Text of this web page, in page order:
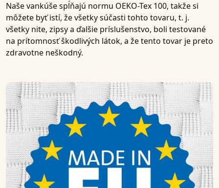
Naše vankúše spĺňajú normu OEKO-Tex 100, takže si
môžete byť istí, že všetky súčasti tohto tovaru, t. j.
všetky nite, zipsy a ďalšie príslušenstvo, boli testované
na prítomnosť škodlivých látok, a že tento tovar je preto
zdravotne neškodný.